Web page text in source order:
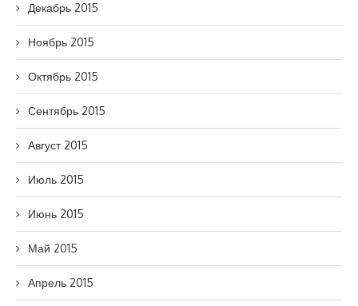
Декабрь 2015
Ноябрь 2015
Октябрь 2015
Сентябрь 2015
Август 2015
Июль 2015
Июнь 2015
Май 2015
Апрель 2015